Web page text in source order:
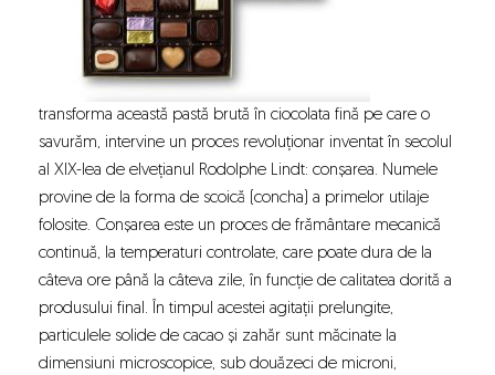
transforma această pastă brută în ciocolata fină pe care o
savurăm, intervine un proces revoluționar inventat în secolul
al XIX-lea de elvețianul Rodolphe Lindt: conșarea. Numele
provine de la forma de scoică (concha) a primelor utilaje
folosite. Conșarea este un proces de frământare mecanică
continuă, la temperaturi controlate, care poate dura de la
câteva ore până la câteva zile, în funcție de calitatea dorită a
produsului final. În timpul acestei agitații prelungite,
particulele solide de cacao și zahăr sunt măcinate la
dimensiuni microscopice, sub douăzeci de microni,